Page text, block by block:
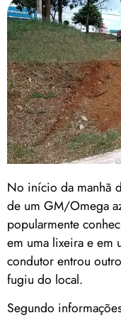
No início da manhã
de um GM/Omega
popularmente
em uma lixeira e
condutor entrou
fugiu do local.
Segundo